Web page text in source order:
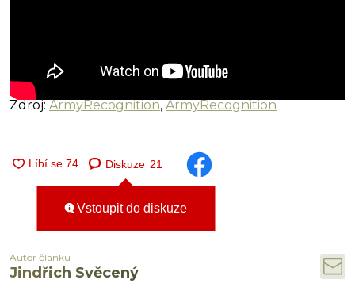
Zdroj: ArmyRecognition, ArmyRecognition
Diskuze 21
Vstoupit do diskuze
Autor článku
Jindřich Svěcený